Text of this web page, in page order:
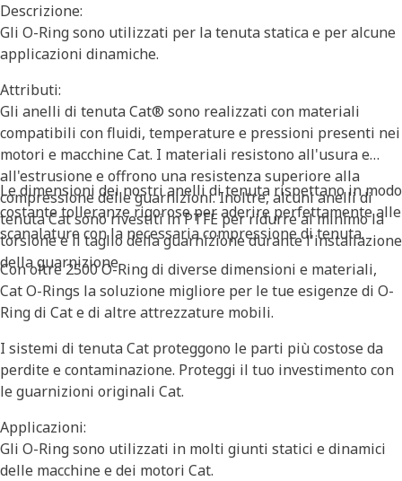
Descrizione:
Gli O-Ring sono utilizzati per la tenuta statica e per alcune
applicazioni dinamiche.
Attributi:
Gli anelli di tenuta Cat® sono realizzati con materiali
compatibili con fluidi, temperature e pressioni presenti nei
motori e macchine Cat. I materiali resistono all'usura e
all'estrusione e offrono una resistenza superiore alla
compressione delle guarnizioni. Inoltre, alcuni anelli di
tenuta Cat sono rivestiti in PTFE per ridurre al minimo la
torsione e il taglio della guarnizione durante l'installazione
della guarnizione.
Le dimensioni dei nostri anelli di tenuta rispettano in modo
costante tolleranze rigorose per aderire perfettamente alle
scanalature con la necessaria compressione di tenuta.
Con oltre 2500 O-Ring di diverse dimensioni e materiali,
Cat O-Rings la soluzione migliore per le tue esigenze di O-
Ring di Cat e di altre attrezzature mobili.
I sistemi di tenuta Cat proteggono le parti più costose da
perdite e contaminazione. Proteggi il tuo investimento con
le guarnizioni originali Cat.
Applicazioni:
Gli O-Ring sono utilizzati in molti giunti statici e dinamici
delle macchine e dei motori Cat.